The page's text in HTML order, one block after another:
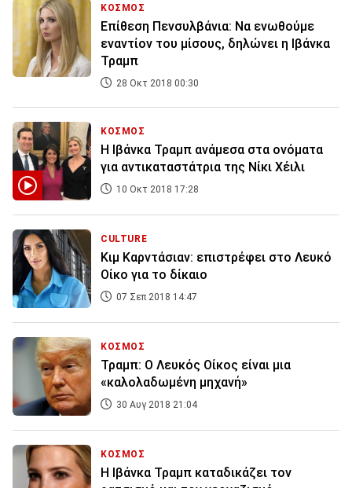
ΚΟΣΜΟΣ
Επίθεση Πενσυλβάνια: Να ενωθούμε
εναντίον του μίσους, δηλώνει η Ιβάνκα
Τραμπ
28 Οκτ 2018 00:30
ΚΟΣΜΟΣ
Η Ιβάνκα Τραμπ ανάμεσα στα ονόματα
για αντικαταστάτρια της Νίκι Χέιλι
10 Οκτ 2018 17:28
CULTURE
Kιμ Καρντάσιαν: επιστρέφει στο Λευκό
Οίκο για το δίκαιο
07 Σεπ 2018 14:47
ΚΟΣΜΟΣ
Τραμπ: Ο Λευκός Οίκος είναι μια
«καλολαδωμένη μηχανή»
30 Αυγ 2018 21:04
ΚΟΣΜΟΣ
Η Ιβάνκα Τραμπ καταδικάζει τον